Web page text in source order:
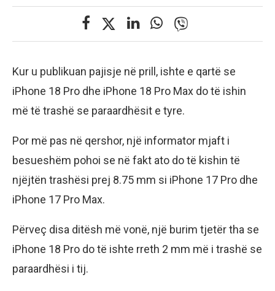
Kur u publikuan pajisje në prill, ishte e qartë se
iPhone 18 Pro dhe iPhone 18 Pro Max do të ishin
më të trashë se paraardhësit e tyre.
Por më pas në qershor, një informator mjaft i
besueshëm pohoi se në fakt ato do të kishin të
njëjtën trashësi prej 8.75 mm si iPhone 17 Pro dhe
iPhone 17 Pro Max.
Përveç disa ditësh më vonë, një burim tjetër tha se
iPhone 18 Pro do të ishte rreth 2 mm më i trashë se
paraardhësi i tij.